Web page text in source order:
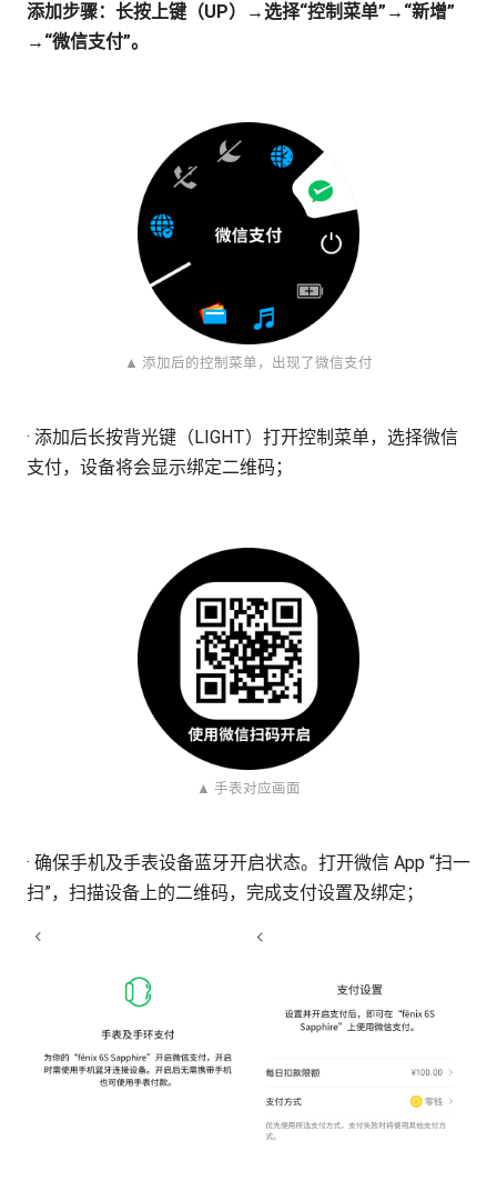
添加步骤：长按上键（UP）→选择“控制菜单”→“新增”
→“微信支付”。
▲ 添加后的控制菜单，出现了微信支付
· 添加后长按背光键（LIGHT）打开控制菜单，选择微信
支付，设备将会显示绑定二维码；
▲ 手表对应画面
· 确保手机及手表设备蓝牙开启状态。打开微信 App “扫一
扫”，扫描设备上的二维码，完成支付设置及绑定；